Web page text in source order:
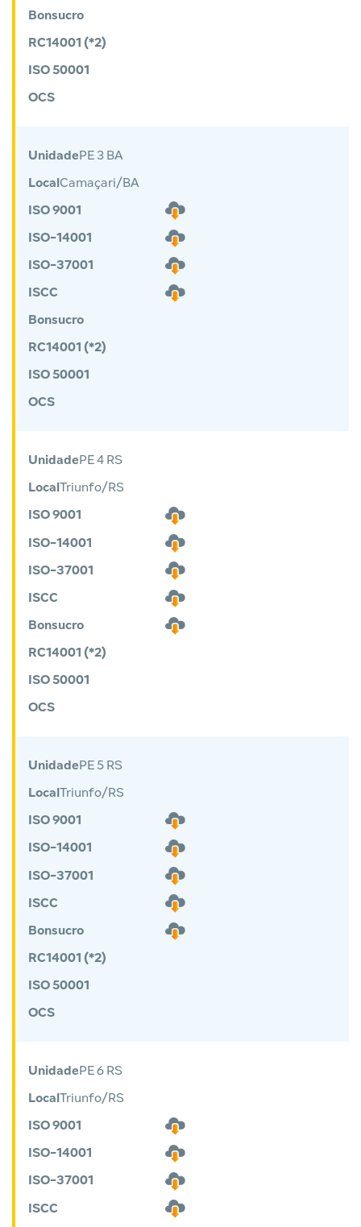
Bonsucro
RC14001 (*2)
ISO 50001
OCS
Unidade PE 3 BA
Local Camaçari/BA
ISO 9001
ISO-14001
ISO-37001
ISCC
Bonsucro
RC14001 (*2)
ISO 50001
OCS
Unidade PE 4 RS
Local Triunfo/RS
ISO 9001
ISO-14001
ISO-37001
ISCC
Bonsucro
RC14001 (*2)
ISO 50001
OCS
Unidade PE 5 RS
Local Triunfo/RS
ISO 9001
ISO-14001
ISO-37001
ISCC
Bonsucro
RC14001 (*2)
ISO 50001
OCS
Unidade PE 6 RS
Local Triunfo/RS
ISO 9001
ISO-14001
ISO-37001
ISCC